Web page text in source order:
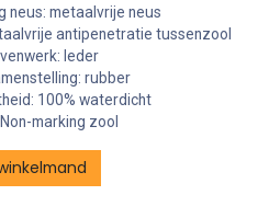
neus: metaalvrije neus
antipenetratie tussenzool
leder
rubber
100% waterdicht
marking zool